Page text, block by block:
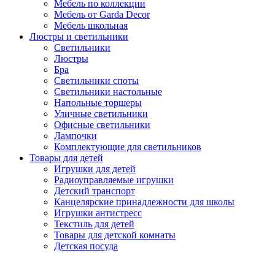
Мебель по коллекции
Мебель от Garda Decor
Мебель школьная
Люстры и светильники
Светильники
Люстры
Бра
Светильники споты
Светильники настольные
Напольные торшеры
Уличные светильники
Офисные светильники
Лампочки
Комплектующие для светильников
Товары для детей
Игрушки для детей
Радиоуправляемые игрушки
Детский транспорт
Канцелярские принадлежности для школы
Игрушки антистресс
Текстиль для детей
Товары для детской комнаты
Детская посуда